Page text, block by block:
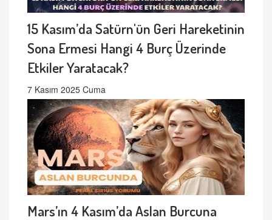
15 Kasım’da Satürn'ün Geri Hareketinin
Sona Ermesi Hangi 4 Burç Üzerinde
Etkiler Yaratacak?
7 Kasım 2025 Cuma
Mars’ın 4 Kasım’da Aslan Burcuna